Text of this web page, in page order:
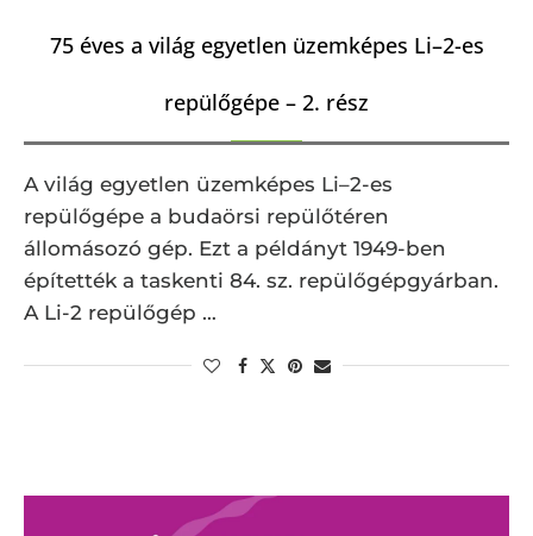
75 éves a világ egyetlen üzemképes Li–2-es
repülőgépe – 2. rész
A világ egyetlen üzemképes Li–2-es
repülőgépe a budaörsi repülőtéren
állomásozó gép. Ezt a példányt 1949-ben
építették a taskenti 84. sz. repülőgépgyárban.
A Li-2 repülőgép …